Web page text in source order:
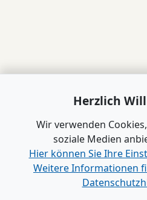
Herzlich
Wir verwenden
soziale Medien
Hier können Sie Ihre
Weitere Informationen